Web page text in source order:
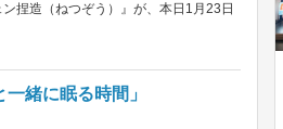
捏造（ねつぞう）』が、本日1月23日
緒に眠る時間」